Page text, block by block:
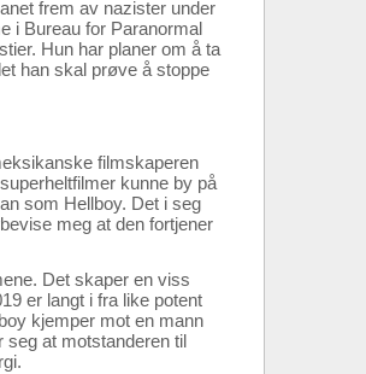
frem av nazister under
i Bureau for Paranormal
Hun har planer om å ta
han skal prøve å stoppe
filmskaperen
kunne by på
som Hellboy. Det i seg
meg at den fortjener
Det skaper en viss
er langt i fra like potent
kjemper mot en mann
seg at motstanderen til